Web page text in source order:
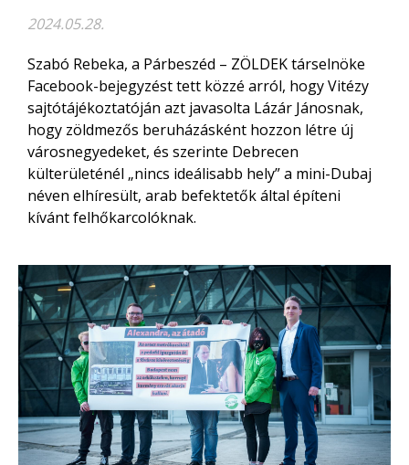
2024.05.28.
Szabó Rebeka, a Párbeszéd – ZÖLDEK társelnöke
Facebook-bejegyzést tett közzé arról, hogy Vitézy
sajtótájékoztatóján azt javasolta Lázár Jánosnak,
hogy zöldmezős beruházásként hozzon létre új
városnegyedeket, és szerinte Debrecen
külterületénél „nincs ideálisabb hely” a mini-Dubaj
néven elhíresült, arab befektetők által építeni
kívánt felhőkarcolóknak.